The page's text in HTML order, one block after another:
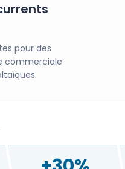
pour des
commerciale